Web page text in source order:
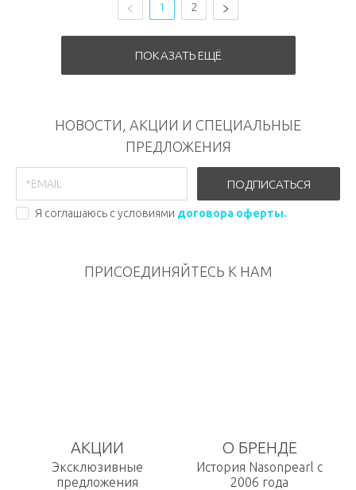
1 2
ПОКАЗАТЬ ЕЩЁ
НОВОСТИ, АКЦИИ И СПЕЦИАЛЬНЫЕ
ПРЕДЛОЖЕНИЯ
ПОДПИСАТЬСЯ
Я соглашаюсь с условиями договора оферты.
ПРИСОЕДИНЯЙТЕСЬ К НАМ
АКЦИИ
Эксклюзивные
предложения
О БРЕНДЕ
История Nasonpearl с
2006 года